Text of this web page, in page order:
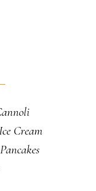
Cream
Pancakes